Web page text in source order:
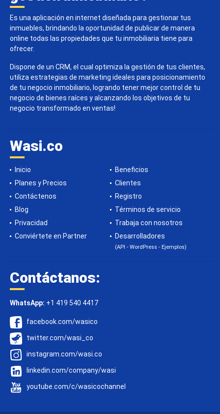
Es una aplicación en internet diseñada para gestionar tus
inmuebles, brindando la oportunidad de publicar de manera
online todas las propiedades que tu inmobiliaria tiene para
ofrecer.
Dispone de un CRM, el cual optimiza la gestión de tus clientes,
utiliza estrategias de marketing ideales para posicionamiento
de tu negocio inmobiliario, logrando tener mejor control de tu
negocio de bienes raíces y alcanzando los objetivos de tu
negocio transformado en ventas!
Wasi.co
Inicio
Beneficios
Planes y Precios
Clientes
Contáctenos
Registro
Blog
Términos de servicio
Privacidad
Trabaja con nosotros
Conviértete en Partner
Desarrolladores
(API - WordPress - Ejemplos)
Contáctanos:
WhatsApp: +1 419 540 4417
facebook.com/wasico
twitter.com/wasi_co
instagram.com/wasi.co
linkedin.com/company/wasi
youtube.com/c/wasicochannel